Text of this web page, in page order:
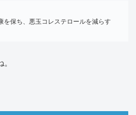
を保ち、悪玉コレステロールを減らす